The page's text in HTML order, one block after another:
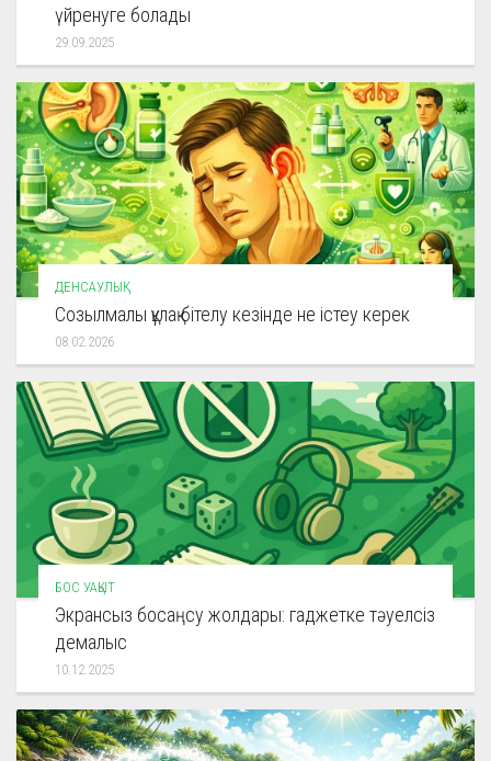
үйренуге болады
29.09.2025
ДЕНСАУЛЫҚ
Созылмалы құлақ бітелу кезінде не істеу керек
08.02.2026
БОС УАҚЫТ
Экрансыз босаңсу жолдары: гаджетке тәуелсіз
демалыс
10.12.2025